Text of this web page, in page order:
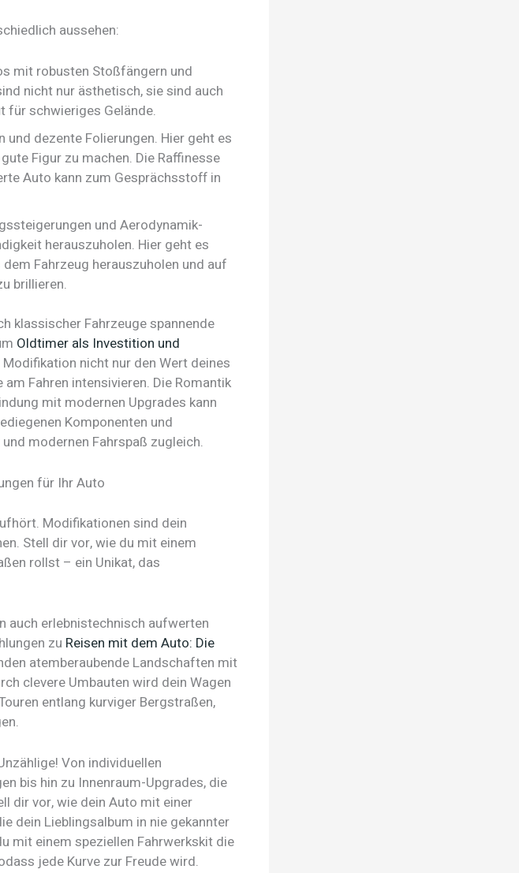
aussehen:
mit robusten Stoßfängern und
nicht nur ästhetisch, sie sind auch
für schwieriges Gelände.
dezente Folierungen. Hier geht es
Figur zu machen. Die Raffinesse
Auto kann zum Gesprächsstoff in
und Aerodynamik-
herauszuholen. Hier geht es
Fahrzeug herauszuholen und auf
brillieren.
klassischer Fahrzeuge spannende
Oldtimer als Investition und
nicht nur den Wert deines
Fahren intensivieren. Die Romantik
mit modernen Upgrades kann
Komponenten und
modernen Fahrspaß zugleich.
für Ihr Auto
Modifikationen sind dein
Stell dir vor, wie du mit einem
rollst – ein Unikat, das
auch erlebnistechnisch aufwerten
zu Reisen mit dem Auto: Die
atemberaubende Landschaften mit
clevere Umbauten wird dein Wagen
entlang kurviger Bergstraßen,
Von individuellen
bis hin zu Innenraum-Upgrades, die
dir vor, wie dein Auto mit einer
dein Lieblingsalbum in nie gekannter
mit einem speziellen Fahrwerkskit die
jede Kurve zur Freude wird.